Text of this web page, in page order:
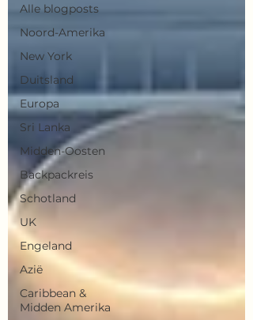
Alle blogposts
Noord-Amerika
New York
Duitsland
Europa
Sri Lanka
Midden-Oosten
Backpackreis
Schotland
UK
Engeland
Azië
Caribbean &
Midden Amerika